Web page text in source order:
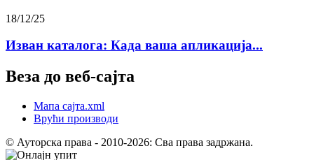
18/12/25
Изван каталога: Када ваша апликација...
Веза до веб-сајта
Мапа сајта.xml
Врући производи
© Ауторска права - 2010-2026: Сва права задржана.